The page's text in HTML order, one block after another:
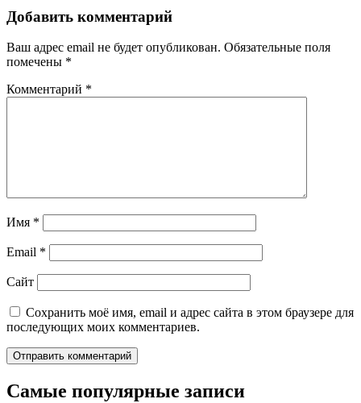
Добавить комментарий
Ваш адрес email не будет опубликован. Обязательные поля
помечены *
Комментарий *
Имя *
Email *
Сайт
Сохранить моё имя, email и адрес сайта в этом браузере для
последующих моих комментариев.
Самые популярные записи